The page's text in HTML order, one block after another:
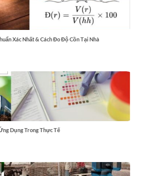
Xác Nhất & Cách Đo Độ Cồn Tại Nhà
Dụng Trong Thực Tế